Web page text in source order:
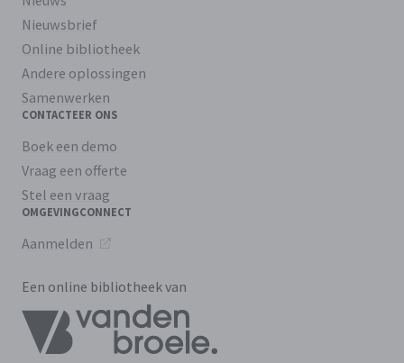
Nieuwsbrief
Online bibliotheek
Andere oplossingen
Samenwerken
CONTACTEER ONS
Boek een demo
Vraag een offerte
Stel een vraag
OMGEVINGCONNECT
Aanmelden
Een online bibliotheek van